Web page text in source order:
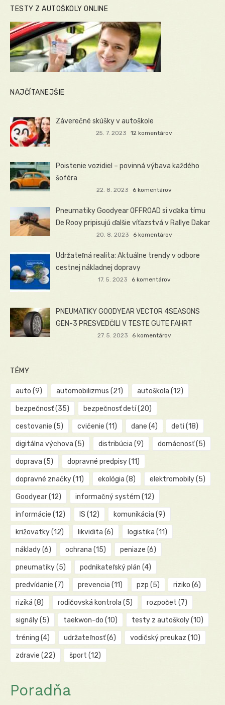
TESTY Z AUTOŠKOLY ONLINE
NAJČÍTANEJŠIE
Záverečné skúšky v autoškole
25. 7. 2023 12 komentárov
Poistenie vozidiel – povinná výbava každého
šoféra
22. 8. 2023 6 komentárov
Pneumatiky Goodyear OFFROAD si vďaka tímu
De Rooy pripisujú ďalšie víťazstvá v Rallye Dakar
20. 8. 2023 6 komentárov
Udržateľná realita: Aktuálne trendy v odbore
cestnej nákladnej dopravy
17. 5. 2023 6 komentárov
PNEUMATIKY GOODYEAR VECTOR 4SEASONS
GEN-3 PRESVEDČILI V TESTE GUTE FAHRT
27. 5. 2023 6 komentárov
TÉMY
auto (9) automobilizmus (21) autoškola (12)
bezpečnosť(35) bezpečnosť detí(20)
cestovanie (5) cvičenie (11) dane (4) deti (18)
digitálna výchova (5) distribúcia (9) domácnosť(5)
doprava (5) dopravné predpisy(11)
dopravné značky(11) ekológia (8) elektromobily(5)
Goodyear(12) informačný systém (12)
informácie (12) IS (12) komunikácia (9)
križovatky(12) likvidita (6) logistika (11)
náklady(6) ochrana (15) peniaze (6)
pneumatiky(5) podnikateľský plán (4)
predvídanie (7) prevencia (11) pzp (5) riziko (6)
riziká (8) rodičovská kontrola (5) rozpočet (7)
signály(5) taekwon-do (10) testy z autoškoly(10)
tréning (4) udržateľnosť(6) vodičský preukaz (10)
zdravie (22) šport (12)
Poradňa